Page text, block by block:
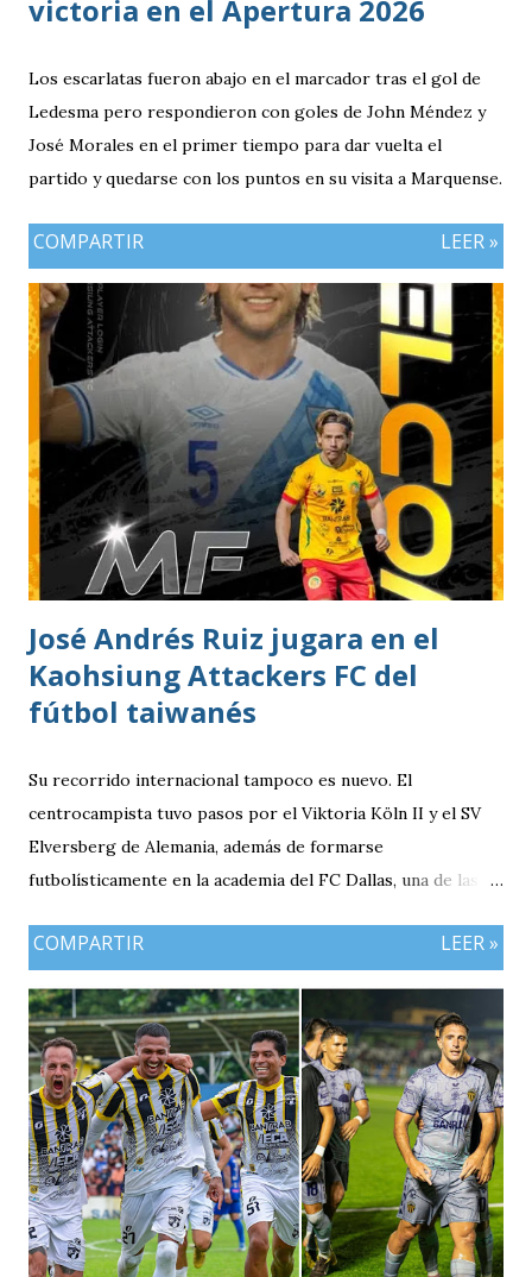
victoria en el Apertura 2026
Los escarlatas fueron abajo en el marcador tras el gol de
Ledesma pero respondieron con goles de John Méndez y
José Morales en el primer tiempo para dar vuelta el
partido y quedarse con los puntos en su visita a Marquense.
COMPARTIR LEER »
José Andrés Ruiz jugara en el
Kaohsiung Attackers FC del
fútbol taiwanés
Su recorrido internacional tampoco es nuevo. El
centrocampista tuvo pasos por el Viktoria Köln II y el SV
Elversberg de Alemania, además de formarse
futbolísticamente en la academia del FC Dallas, una de las
experiencia que marcó el inicio de su desarrollo como
Kaohsiung Attackers FC, una institución de crecimiento
reciente dentro del fútbol taiwanés. El club nació en 2016
con su equipo femenino y fue hasta 2025 cuando creó su
rama masculina, la cual comenzó su recorrido en la Segunda
División antes de conseguir el ascenso a la máxima
categoría.
COMPARTIR LEER »